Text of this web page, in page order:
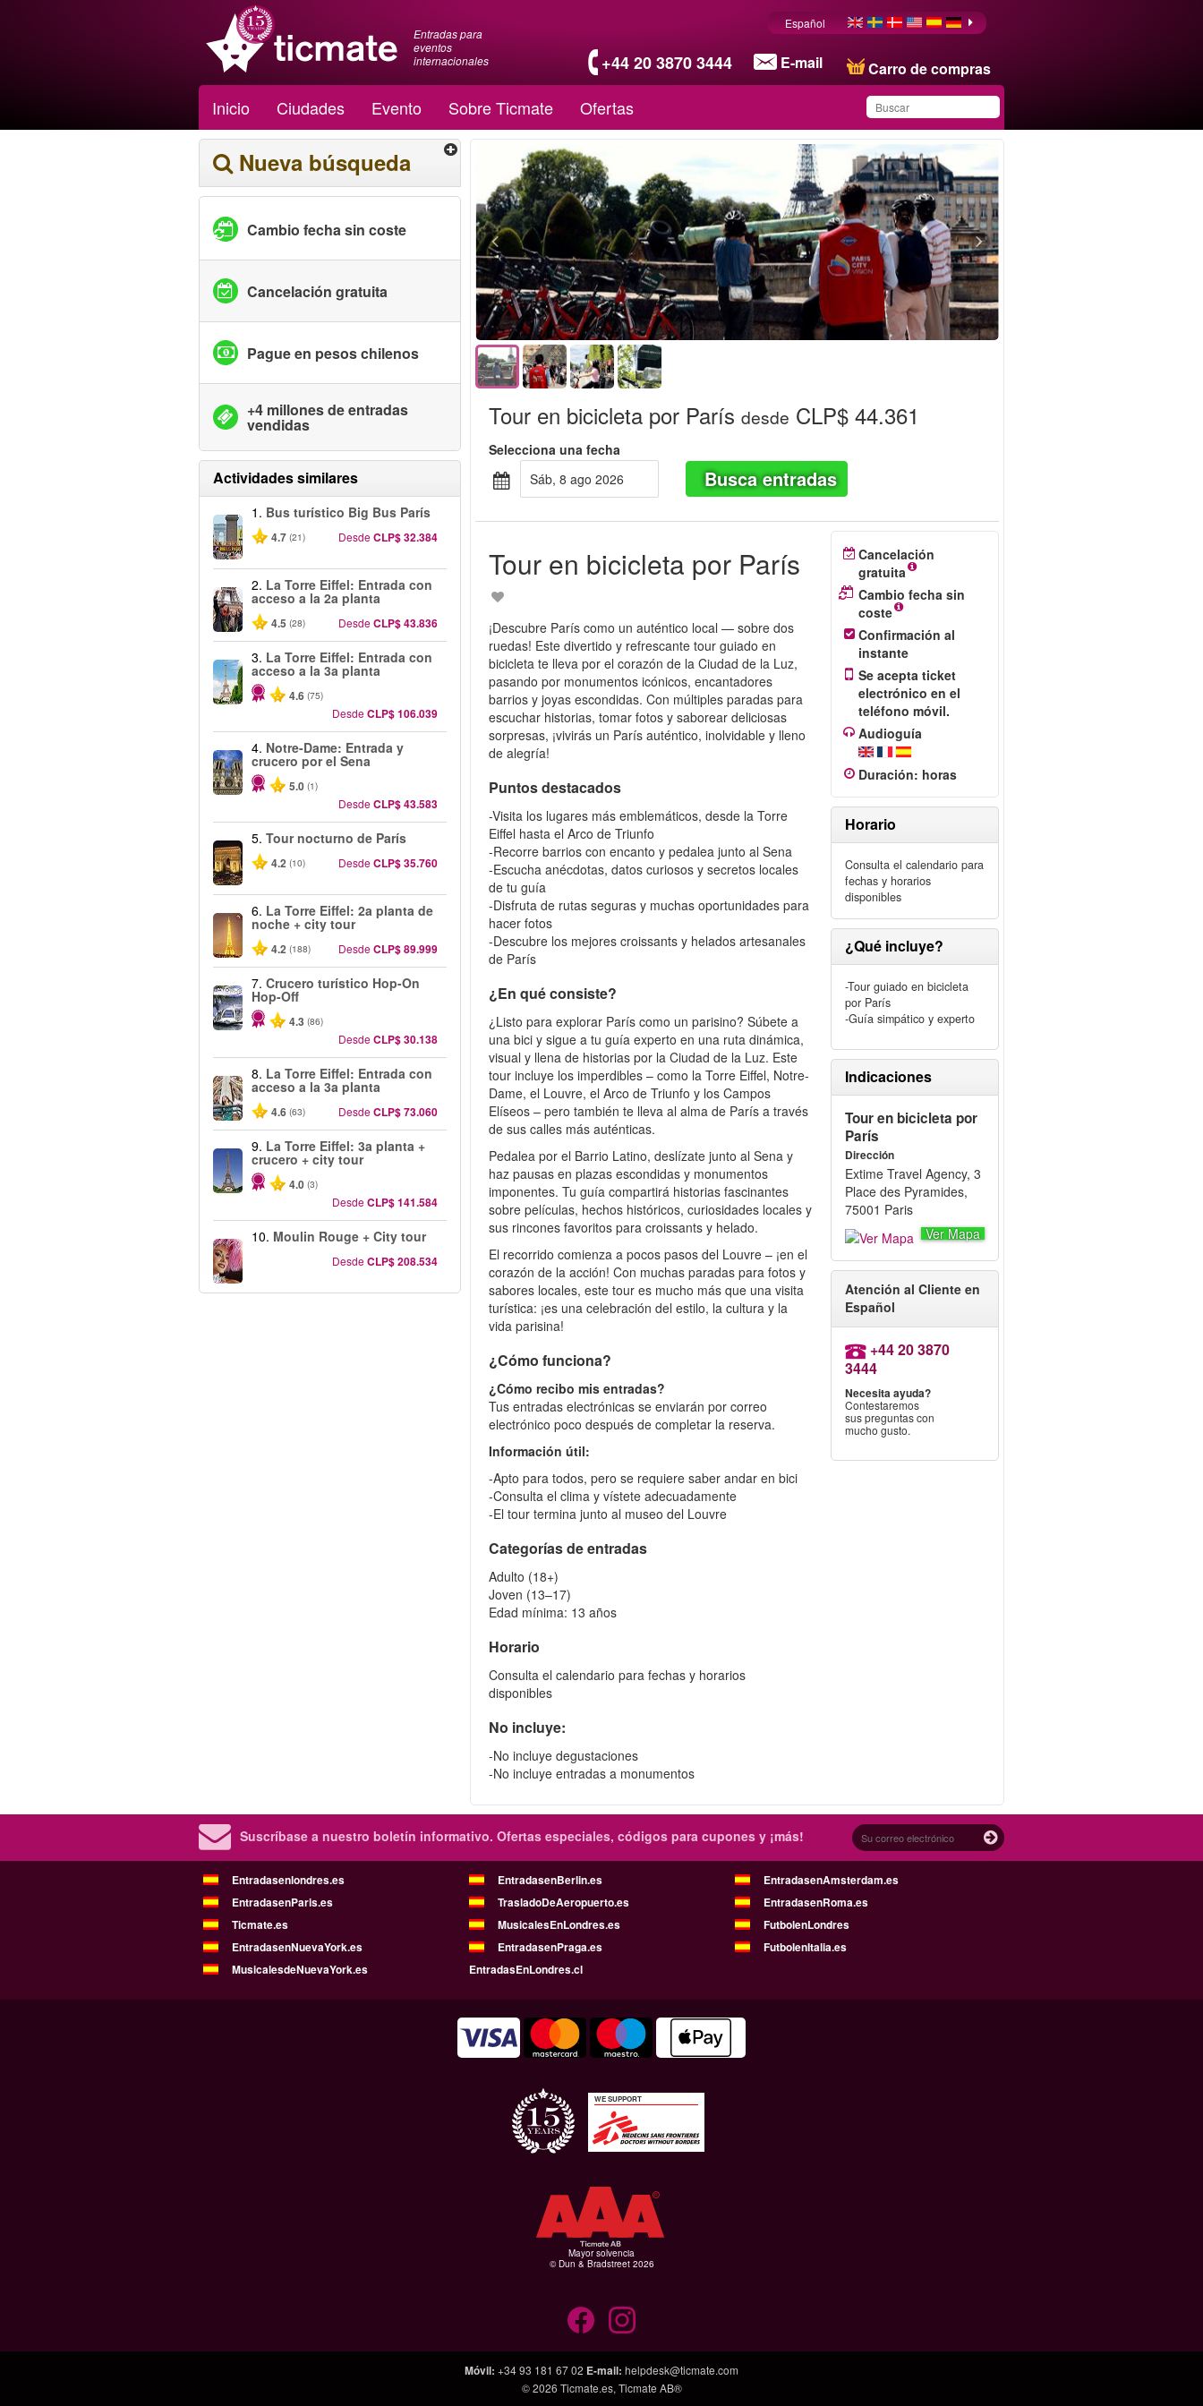
Entradas para
eventos
internacionales
+44 20 3870 3444 E-mail Carro de compras
Español
Inicio Ciudades Evento Sobre Ticmate Ofertas
Ha guardado este
producto en su lista
Nueva búsqueda
Cambio fecha sin coste
Cancelación gratuita
Pague en pesos chilenos
+4 millones de entradas
vendidas
Actividades similares
1. Bus turístico Big Bus París
4.7 (21) DesdeCLP$ 32.384
2. La Torre Eiffel: Entrada con
acceso a la 2a planta
4.5 (28) DesdeCLP$ 43.836
3. La Torre Eiffel: Entrada con
acceso a la 3a planta
4.6 (75)
DesdeCLP$ 106.039
4. Notre-Dame: Entrada y
crucero por el Sena
5.0 (1)
DesdeCLP$ 43.583
5. Tour nocturno de París
4.2 (10) DesdeCLP$ 35.760
6. La Torre Eiffel: 2a planta de
noche + city tour
4.2 (188) DesdeCLP$ 89.999
7. Crucero turístico Hop-On
Hop-Off
4.3 (86)
DesdeCLP$ 30.138
8. La Torre Eiffel: Entrada con
acceso a la 3a planta
4.6 (63) DesdeCLP$ 73.060
9. La Torre Eiffel: 3a planta +
crucero + city tour
4.0 (3)
DesdeCLP$ 141.584
10. Moulin Rouge + City tour
DesdeCLP$ 208.534
Tour en bicicleta por París desde CLP$ 44.361
Selecciona una fecha
sáb, 8 ago 2026
Busca entradas
Tour en bicicleta por París
¡Descubre París como un auténtico local — sobre dos
ruedas! Este divertido y refrescante tour guiado en
bicicleta te lleva por el corazón de la Ciudad de la Luz,
pasando por monumentos icónicos, encantadores
barrios y joyas escondidas. Con múltiples paradas para
escuchar historias, tomar fotos y saborear deliciosas
sorpresas, ¡vivirás un París auténtico, inolvidable y lleno
de alegría!
Puntos destacados
-Visita los lugares más emblemáticos, desde la Torre
Eiffel hasta el Arco de Triunfo
-Recorre barrios con encanto y pedalea junto al Sena
-Escucha anécdotas, datos curiosos y secretos locales
de tu guía
-Disfruta de rutas seguras y muchas oportunidades para
hacer fotos
-Descubre los mejores croissants y helados artesanales
de París
¿En qué consiste?
¿Listo para explorar París como un parisino? Súbete a
una bici y sigue a tu guía experto en una ruta dinámica,
visual y llena de historias por la Ciudad de la Luz. Este
tour incluye los imperdibles – como la Torre Eiffel, Notre-
Dame, el Louvre, el Arco de Triunfo y los Campos
Elíseos – pero también te lleva al alma de París a través
de sus calles más auténticas.
Pedalea por el Barrio Latino, deslízate junto al Sena y
haz pausas en plazas escondidas y monumentos
imponentes. Tu guía compartirá historias fascinantes
sobre películas, hechos históricos, curiosidades locales y
sus rincones favoritos para croissants y helado.
El recorrido comienza a pocos pasos del Louvre – ¡en el
corazón de la acción! Con muchas paradas para fotos y
sabores locales, este tour es mucho más que una visita
turística: ¡es una celebración del estilo, la cultura y la
vida parisina!
¿Cómo funciona?
¿Cómo recibo mis entradas?
Tus entradas electrónicas se enviarán por correo
electrónico poco después de completar la reserva.
Información útil:
-Apto para todos, pero se requiere saber andar en bici
-Consulta el clima y vístete adecuadamente
-El tour termina junto al museo del Louvre
Categorías de entradas
Adulto (18+)
Joven (13–17)
Edad mínima: 13 años
Horario
Consulta el calendario para fechas y horarios
disponibles
No incluye:
-No incluye degustaciones
-No incluye entradas a monumentos
Cancelación
gratuita
Cambio fecha sin
coste
Confirmación al
instante
Se acepta ticket
electrónico en el
teléfono móvil.
Audioguía
Duración: horas
Horario
Consulta el calendario para
fechas y horarios
disponibles
¿Qué incluye?
-Tour guiado en bicicleta
por París
-Guía simpático y experto
Indicaciones
Tour en bicicleta por
París
Dirección
Extime Travel Agency, 3
Place des Pyramides,
75001 Paris
Ver Mapa
Atención al Cliente en
Español
+44 20 3870
3444
Necesita ayuda?
Contestaremos
sus preguntas con
mucho gusto.
Suscríbase a nuestro boletín informativo. Ofertas especiales, códigos para cupones y ¡más!
Entradasenlondres.es EntradasenBerlin.es
EntradasenAmsterdam.es
EntradasenParis.es
TrasladoDeAeropuerto.es
EntradasenRoma.es
Ticmate.es
MusicalesEnLondres.es
FutbolenLondres
EntradasenNuevaYork.es
EntradasenPraga.es
FutbolenItalia.es
MusicalesdeNuevaYork.es
EntradasEnLondres.cl
WE SUPPORT
Mayor solvencia
© Dun & Bradstreet 2026
Móvil: +34 93 181 67 02 E-mail: helpdesk@ticmate.com
© 2026 Ticmate.es, Ticmate AB®